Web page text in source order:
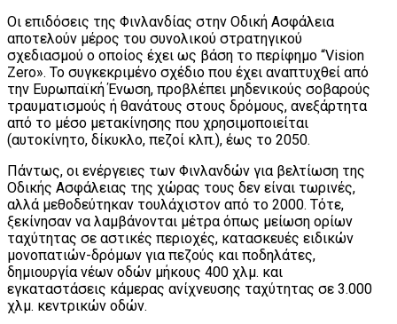
Οι επιδόσεις της Φινλανδίας στην Οδική Ασφάλεια
αποτελούν μέρος του συνολικού στρατηγικού
σχεδιασμού ο οποίος έχει ως βάση το περίφημο “Vision
Zero». Το συγκεκριμένο σχέδιο που έχει αναπτυχθεί από
την Ευρωπαϊκή Ένωση, προβλέπει μηδενικούς σοβαρούς
τραυματισμούς ή θανάτους στους δρόμους, ανεξάρτητα
από το μέσο μετακίνησης που χρησιμοποιείται
(αυτοκίνητο, δίκυκλο, πεζοί κλπ.), έως το 2050.
Πάντως, οι ενέργειες των Φινλανδών για βελτίωση της
Οδικής Ασφάλειας της χώρας τους δεν είναι τωρινές,
αλλά μεθοδεύτηκαν τουλάχιστον από το 2000. Τότε,
ξεκίνησαν να λαμβάνονται μέτρα όπως μείωση ορίων
ταχύτητας σε αστικές περιοχές, κατασκευές ειδικών
μονοπατιών-δρόμων για πεζούς και ποδηλάτες,
δημιουργία νέων οδών μήκους 400 χλμ. και
εγκαταστάσεις κάμερας ανίχνευσης ταχύτητας σε 3.000
χλμ. κεντρικών οδών.